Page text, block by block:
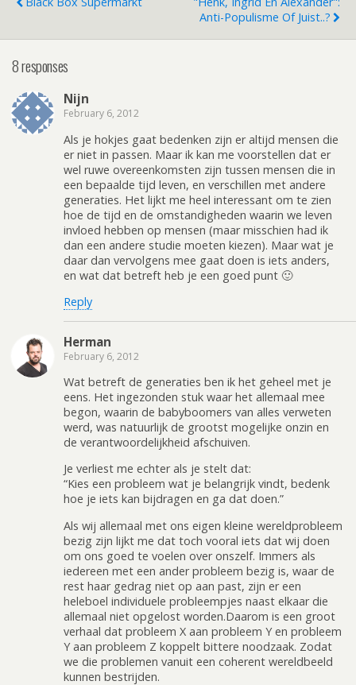
Anti-Populisme Of Juist..?
8 responses
Nijn
February 6, 2012
Als je hokjes gaat bedenken zijn er altijd mensen die
er niet in passen. Maar ik kan me voorstellen dat er
wel ruwe overeenkomsten zijn tussen mensen die in
een bepaalde tijd leven, en verschillen met andere
generaties. Het lijkt me heel interessant om te zien
hoe de tijd en de omstandigheden waarin we leven
invloed hebben op mensen (maar misschien had ik
dan een andere studie moeten kiezen). Maar wat je
daar dan vervolgens mee gaat doen is iets anders,
en wat dat betreft heb je een goed punt 🙂
Reply
Herman
February 6, 2012
Wat betreft de generaties ben ik het geheel met je
eens. Het ingezonden stuk waar het allemaal mee
begon, waarin de babyboomers van alles verweten
werd, was natuurlijk de grootst mogelijke onzin en
de verantwoordelijkheid afschuiven.
Je verliest me echter als je stelt dat:
“Kies een probleem wat je belangrijk vindt, bedenk
hoe je iets kan bijdragen en ga dat doen.”
Als wij allemaal met ons eigen kleine wereldprobleem
bezig zijn lijkt me dat toch vooral iets dat wij doen
om ons goed te voelen over onszelf. Immers als
iedereen met een ander probleem bezig is, waar de
rest haar gedrag niet op aan past, zijn er een
heleboel individuele probleempjes naast elkaar die
allemaal niet opgelost worden.Daarom is een groot
verhaal dat probleem X aan probleem Y en probleem
Y aan probleem Z koppelt bittere noodzaak. Zodat
we die problemen vanuit een coherent wereldbeeld
kunnen bestrijden.